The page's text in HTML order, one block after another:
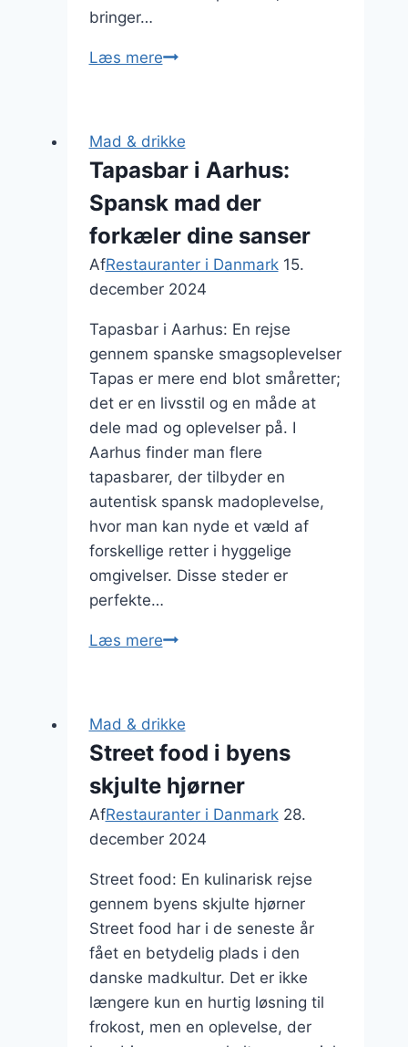
bringer…
Læs mereKaffe
københavn
Mad & drikke
Tapasbar i Aarhus:
Spansk mad der
forkæler dine sanser
AfRestauranter i Danmark 15.
december 2024
Tapasbar i Aarhus: En rejse
gennem spanske smagsoplevelser
Tapas er mere end blot småretter;
det er en livsstil og en måde at
dele mad og oplevelser på. I
Aarhus finder man flere
tapasbarer, der tilbyder en
autentisk spansk madoplevelse,
hvor man kan nyde et væld af
forskellige retter i hyggelige
omgivelser. Disse steder er
perfekte…
Læs mereTapasbar
mad
der
forkæler
dine
sanser
Mad & drikke
Street food i byens
skjulte hjørner
AfRestauranter i Danmark 28.
december 2024
Street food: En kulinarisk rejse
gennem byens skjulte hjørner
Street food har i de seneste år
fået en betydelig plads i den
danske madkultur. Det er ikke
længere kun en hurtig løsning til
frokost, men en oplevelse, der